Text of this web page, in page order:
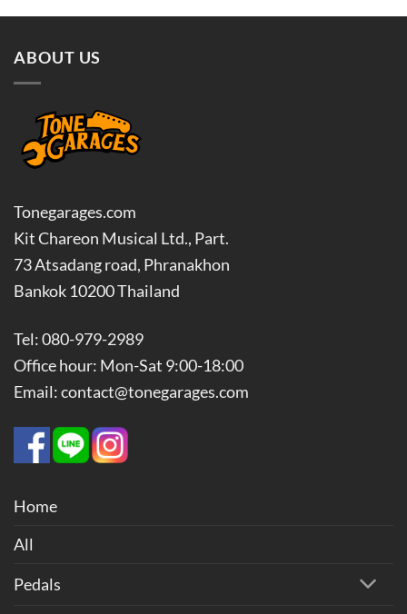
ABOUT US
Tonegarages.com
Kit Chareon Musical Ltd., Part.
73 Atsadang road, Phranakhon
Bankok 10200 Thailand
Tel: 080-979-2989
Office hour: Mon-Sat 9:00-18:00
Email: contact@tonegarages.com
Home
All
Pedals